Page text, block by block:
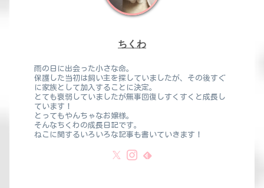
ちくわ
雨の日に出会った小さな命。
保護した当初は飼い主を探していましたが、その後すぐ
に家族として加入することに決定。
とても衰弱していましたが無事回復しすくすくと成長し
ています！
とってもやんちゃなお嬢様。
そんなちくわの成長日記です。
ねこに関するいろいろな記事も書いていきます！